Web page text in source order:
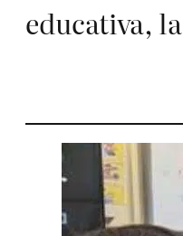
educativa,